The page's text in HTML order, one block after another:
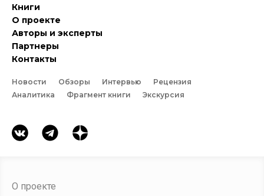
Книги
О проекте
Авторы и эксперты
Партнеры
Контакты
Новости Обзоры Интервью
Рецензия
Аналитика
Фрагмент книги Экскурсия
О проекте